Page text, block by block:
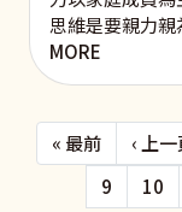
思維是要親力親
MORE
Pagination
« 最前First‹ 上
9
10